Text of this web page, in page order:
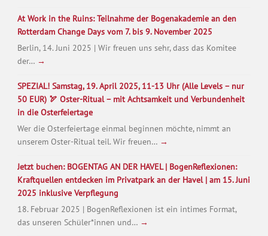
At Work in the Ruins: Teilnahme der Bogenakademie an den
Rotterdam Change Days vom 7. bis 9. November 2025
Berlin, 14. Juni 2025 | Wir freuen uns sehr, dass das Komitee
der… →
SPEZIAL! Samstag, 19. April 2025, 11-13 Uhr (Alle Levels – nur
50 EUR) 🏹 Oster-Ritual – mit Achtsamkeit und Verbundenheit
in die Osterfeiertage
Wer die Osterfeiertage einmal beginnen möchte, nimmt an
unserem Oster-Ritual teil. Wir freuen… →
Jetzt buchen: BOGENTAG AN DER HAVEL | BogenReflexionen:
Kraftquellen entdecken im Privatpark an der Havel | am 15. Juni
2025 inklusive Verpflegung
18. Februar 2025 | BogenReflexionen ist ein intimes Format,
das unseren Schüler*innen und… →